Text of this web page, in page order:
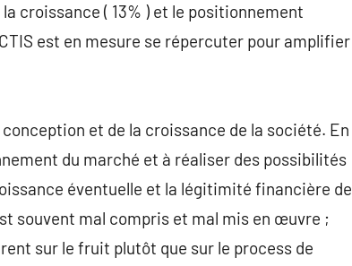
croissance ( 13% ) et le positionnement
est en mesure se répercuter pour amplifier
et de la croissance de la société. En
du marché et à réaliser des possibilités
éventuelle et la légitimité financière de
souvent mal compris et mal mis en œuvre ;
sur le fruit plutôt que sur le process de